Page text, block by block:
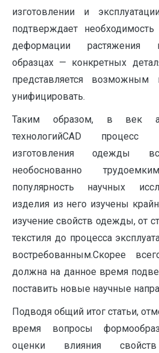
изготовлении и
подтверждает
деформации растяжения
образцах — конкретных
представляется возможным
унифицировать.
Таким образом, в век
технологийCAD процесс
изготовления одежды
необоснованно
популярность научных
изделия из него изучены
изучение свойств одежды, от
текстиля до процесса
востребованным.Скорее
должна на данное время
поставить новые научные
Подводя общий итог статьи,
время вопросы
оценки влияния